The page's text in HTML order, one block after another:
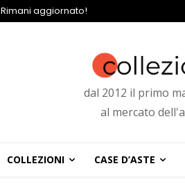
Rimani aggiornato!
dal 2012 il primo
al mercato
COLLEZIONI CASE D’ASTE